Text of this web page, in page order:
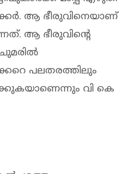
ആ ഭീരുവിനെയാണ്
ആ ഭീരുവിന്റെ
ചുമരില്‍
പലതരത്തിലും
വി കെ